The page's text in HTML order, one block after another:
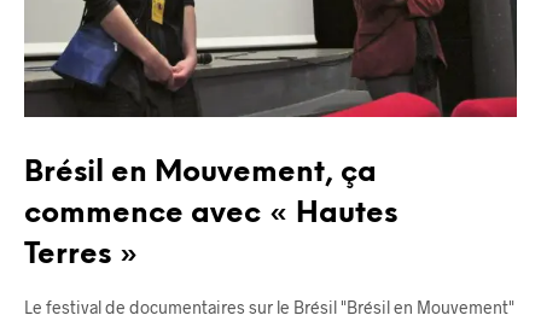
Brésil en Mouvement, ça
commence avec « Hautes
Terres »
Le festival de documentaires sur le Brésil "Brésil en Mouvement"